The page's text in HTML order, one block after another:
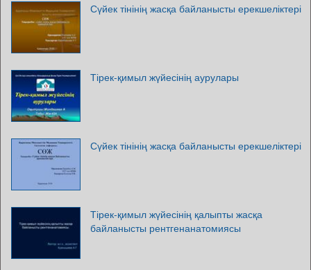
Сүйек тінінің жасқа байланысты ерекшеліктері
Тірек-қимыл жүйесінің аурулары
Сүйек тінінің жасқа байланысты ерекшеліктері
Тірек-қимыл жүйесінің қалыпты жасқа
байланысты рентгенанатомиясы